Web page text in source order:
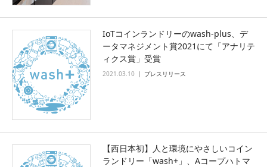
IoTコインランドリーのwash-plus、デ
ータマネジメント賞2021にて「アナリテ
ィクス賞」受賞
2021.03.10 プレスリリース
【西日本初】人と環境にやさしいコイン
ランドリー「wash+」、Aコープハトマ